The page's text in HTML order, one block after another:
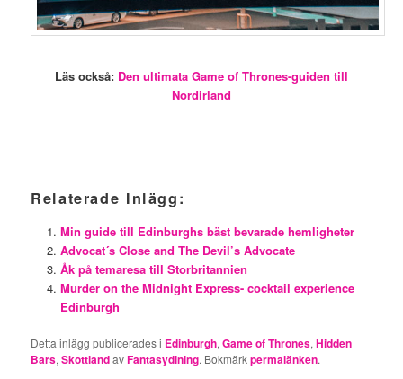
Läs också: Den ultimata Game of Thrones-guiden till
Nordirland
Relaterade Inlägg:
Min guide till Edinburghs bäst bevarade hemligheter
Advocat´s Close and The Devil’s Advocate
Åk på temaresa till Storbritannien
Murder on the Midnight Express- cocktail experience
Edinburgh
Detta inlägg publicerades i Edinburgh,Game of Thrones,Hidden
Bars,SkottlandavFantasydining. Bokmärkpermalänken.